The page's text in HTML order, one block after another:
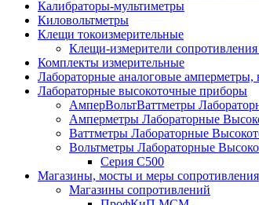
Калибраторы-мультиметры
Киловольтметры
Клещи токоизмерительные
Клещи-измерители
Комплекты измерительные
Лабораторные аналоговые амперметры,
Лабораторные высокоточные приборы
АмперВольтВаттметры
Амперметры Лабораторные
Ваттметры Лабораторные
Вольтметры Лабораторные
Серия С500
Магазины, мосты и меры сопротивления
Магазины сопротивлений